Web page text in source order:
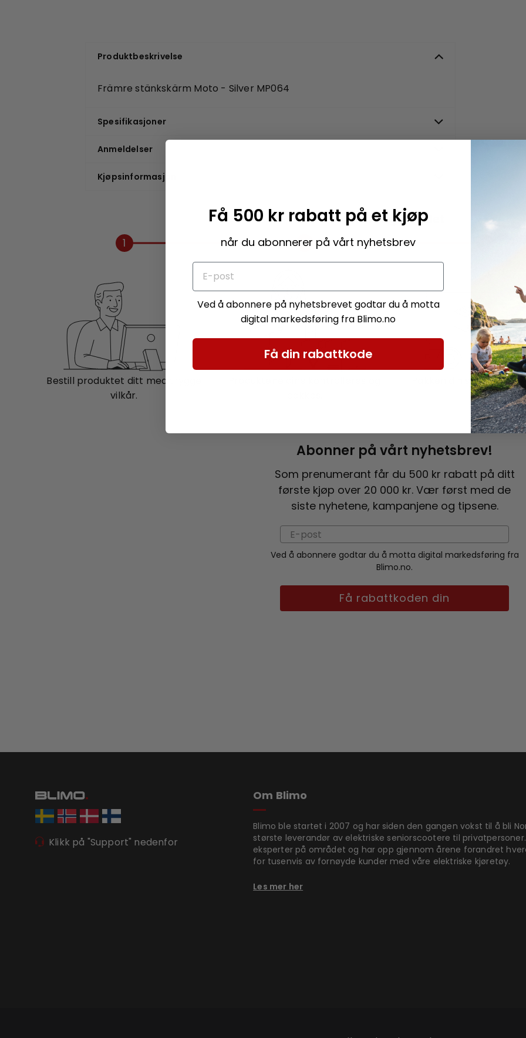
Produktbeskrivelse
Främre stänkskärm Moto - Silver MP064
Spesifikasjoner
Anmeldelser
Kjøpsinformasjon
Slik fungerer det
1
Bestill produktet ditt med trygge
vilkår.
2
Pakken din sendes
Abonner på vårt nyhetsbrev!
Som prenumerant får du 500 kr rabatt på ditt
første kjøp over 20 000 kr. Vær først med de
siste nyhetene, kampanjene og tipsene.
Ved å abonnere godtar du å motta digital markedsføring fra
Blimo.no.
Få rabattkoden din
Klikk på "Support" nedenfor
Om Blimo
Blimo ble startet i 2007 og har siden den gangen vokst til å bli
største leverandør av elektriske seniorscootere til
eksperter på området og har opp gjennom årene forandret
for tusenvis av fornøyde kunder med våre elektriske kjøretøy.
Les mer her
Få 500 kr rabatt på et kjøp
når du abonnerer på vårt nyhetsbrev
Ved å abonnere på nyhetsbrevet godtar du å motta
digital markedsføring fra Blimo.no
Få din rabattkode